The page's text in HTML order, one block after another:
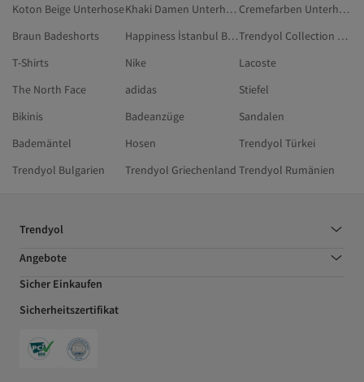
Koton Beige Unterhose
Khaki Damen Unterhose
Cremefarben Unterhose
Braun Badeshorts
Happiness İstanbul Braun Hosen
Trendyol Collection Lila Unterhose
T-Shirts
Nike
Lacoste
The North Face
adidas
Stiefel
Bikinis
Badeanzüge
Sandalen
Bademäntel
Hosen
Trendyol Türkei
Trendyol Bulgarien
Trendyol Griechenland Trendyol Rumänien
Trendyol
Angebote
Sicher Einkaufen
Sicherheitszertifikat